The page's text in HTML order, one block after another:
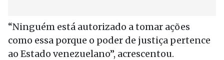
“Ninguém está autorizado a tomar ações
como essa porque o poder de justiça pertence
ao Estado venezuelano”, acrescentou.